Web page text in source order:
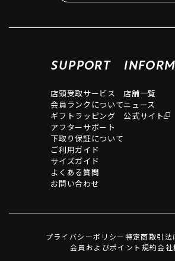
SUPPORT
店頭受取サービス
会員ランクについて
ギフトラッピング
アフターサポート
下取り保証について
ご利用ガイド
サイズガイド
よくある質問
お問い合わせ
店舗一覧
ニュース
公式サイト
プライバシーポリシー特定商取引法
会員およびポイント規約会社